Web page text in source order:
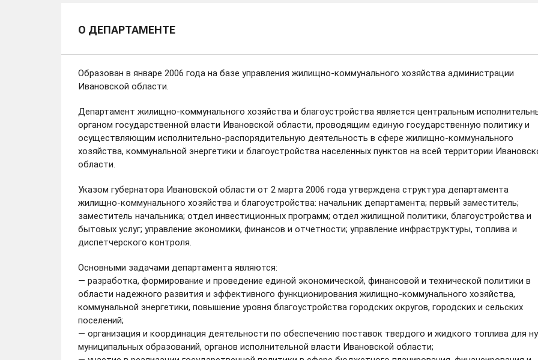
О ДЕПАРТАМЕНТЕ
Образован в январе 2006 года на базе управления жилищно-коммунального хозяйства администрации
Ивановской области.
Департамент жилищно-коммунального хозяйства и благоустройства является центральным
органом государственной власти Ивановской области, проводящим единую государственную политику и
осуществляющим исполнительно-распорядительную деятельность в сфере жилищно-коммунального
хозяйства, коммунальной энергетики и благоустройства населенных пунктов на всей территории
области.
Указом губернатора Ивановской области от 2 марта 2006 года утверждена структура департамента
жилищно-коммунального хозяйства и благоустройства: начальник департамента; первый заместитель;
заместитель начальника; отдел инвестиционных программ; отдел жилищной политики, благоустройства и
бытовых услуг; управление экономики, финансов и отчетности; управление инфраструктуры, топлива и
диспетчерского контроля.
Основными задачами департамента являются:
— разработка, формирование и проведение единой экономической, финансовой и технической политики в
области надежного развития и эффективного функционирования жилищно-коммунального хозяйства,
коммунальной энергетики, повышение уровня благоустройства городских округов, городских и сельских
поселений;
— организация и координация деятельности по обеспечению поставок твердого и жидкого топлива для
муниципальных образований, органов исполнительной власти Ивановской области;